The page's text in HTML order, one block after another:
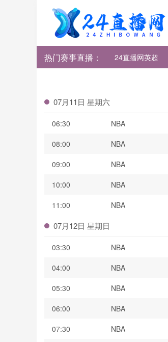
热门赛事直播： 24直播网英超
07月11日 星期六
06:30 NBA
08:00
NBA
09:00
NBA
10:00
NBA
11:00
NBA
07月12日 星期日
03:30 NBA
04:00
NBA
05:30
NBA
06:00
NBA
07:30
NBA